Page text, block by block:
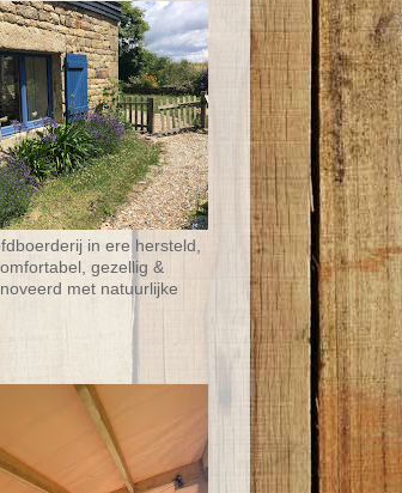
in ere hersteld,
gezellig &
met natuurlijke